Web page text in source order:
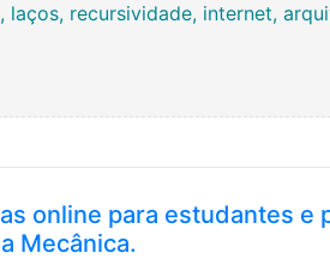
recursividade, internet,
online para estudantes e
Mecânica.